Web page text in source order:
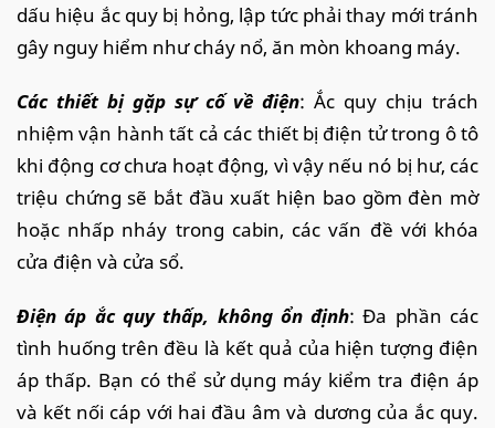
dấu hiệu ắc quy bị hỏng, lập tức phải thay mới tránh
gây nguy hiểm như cháy nổ, ăn mòn khoang máy.
Các thiết bị gặp sự cố về điện: Ắc quy chịu trách
nhiệm vận hành tất cả các thiết bị điện tử trong ô tô
khi động cơ chưa hoạt động, vì vậy nếu nó bị hư, các
triệu chứng sẽ bắt đầu xuất hiện bao gồm đèn mờ
hoặc nhấp nháy trong cabin, các vấn đề với khóa
cửa điện và cửa sổ.
Điện áp ắc quy thấp, không ổn định: Đa phần các
tình huống trên đều là kết quả của hiện tượng điện
áp thấp. Bạn có thể sử dụng máy kiểm tra điện áp
và kết nối cáp với hai đầu âm và dương của ắc quy.